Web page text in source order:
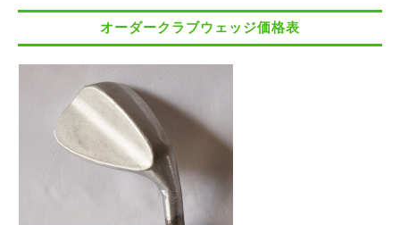
オーダークラブウェッジ価格表